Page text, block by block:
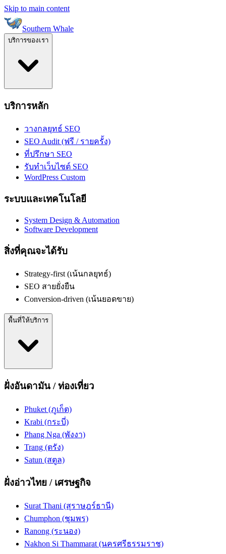
Skip to main content
Southern Whale
บริการของเรา
บริการหลัก
วางกลยุทธ์ SEO
SEO Audit (ฟรี / รายครั้ง)
ที่ปรึกษา SEO
รับทำเว็บไซต์ SEO
WordPress Custom
ระบบและเทคโนโลยี
System Design & Automation
Software Development
สิ่งที่คุณจะได้รับ
Strategy-first (เน้นกลยุทธ์)
SEO สายยั่งยืน
Conversion-driven (เน้นยอดขาย)
พื้นที่ให้บริการ
ฝั่งอันดามัน / ท่องเที่ยว
Phuket (ภูเก็ต)
Krabi (กระบี่)
Phang Nga (พังงา)
Trang (ตรัง)
Satun (สตูล)
ฝั่งอ่าวไทย / เศรษฐกิจ
Surat Thani (สุราษฎร์ธานี)
Chumphon (ชุมพร)
Ranong (ระนอง)
Nakhon Si Thammarat (นครศรีธรรมราช)